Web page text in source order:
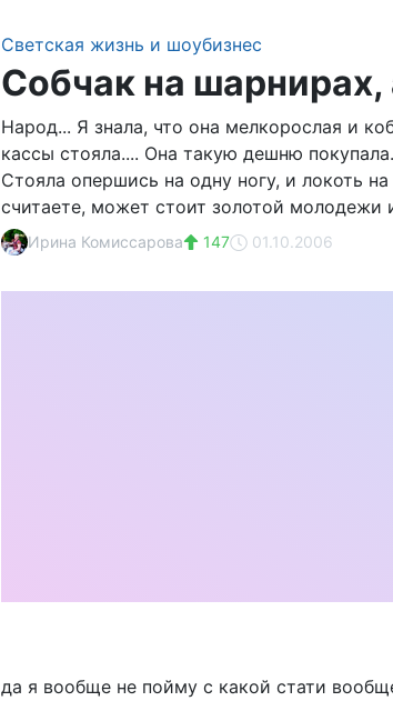
Светская жизнь и шоубизнес
Собчак на шарнирах,
Народ... Я знала, что она мелкорослая и
кассы стояла.... Она такую дешню
Стояла опершись на одну ногу, и локоть
считаете, может стоит золотой молодежи
Ирина Комиссарова 147 01.10.2006
да я вообще не пойму с какой стати